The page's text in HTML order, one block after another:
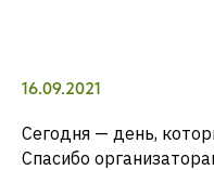
16.09.2021
Сегодня — день,
Спасибо